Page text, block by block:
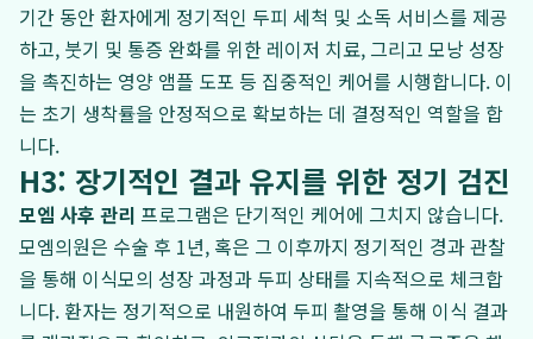
기간 동안 환자에게 정기적인 두피 세척 및 소독 서비스를 제공
하고, 붓기 및 통증 완화를 위한 레이저 치료, 그리고 모낭 성장
을 촉진하는 영양 앰플 도포 등 집중적인 케어를 시행합니다. 이
는 초기 생착률을 안정적으로 확보하는 데 결정적인 역할을 합
니다.
H3: 장기적인 결과 유지를 위한 정기 검진
모엠 사후 관리 프로그램은 단기적인 케어에 그치지 않습니다.
모엠의원은 수술 후 1년, 혹은 그 이후까지 정기적인 경과 관찰
을 통해 이식모의 성장 과정과 두피 상태를 지속적으로 체크합
니다. 환자는 정기적으로 내원하여 두피 촬영을 통해 이식 결과